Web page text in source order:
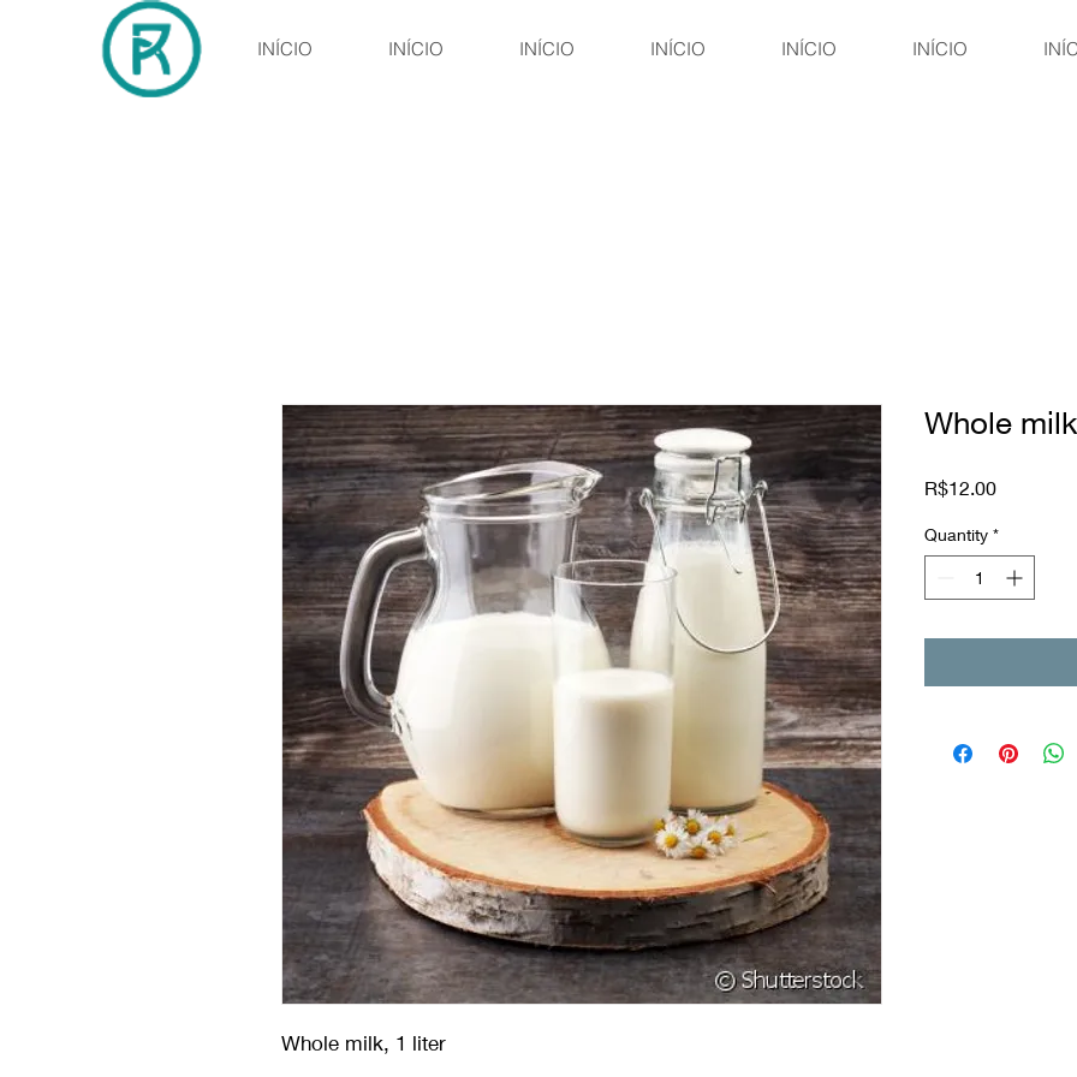
INÍCIO INÍCIO INÍCIO INÍCIO INÍCIO INÍCIO
Whole milk, 1 liter
Whole milk
R$12.00Price
Quantity *